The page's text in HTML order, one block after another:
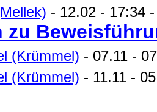
- 12.02 - 17:34
zu
(Krümmel) - 07.11 -
(Krümmel) - 11.11 -